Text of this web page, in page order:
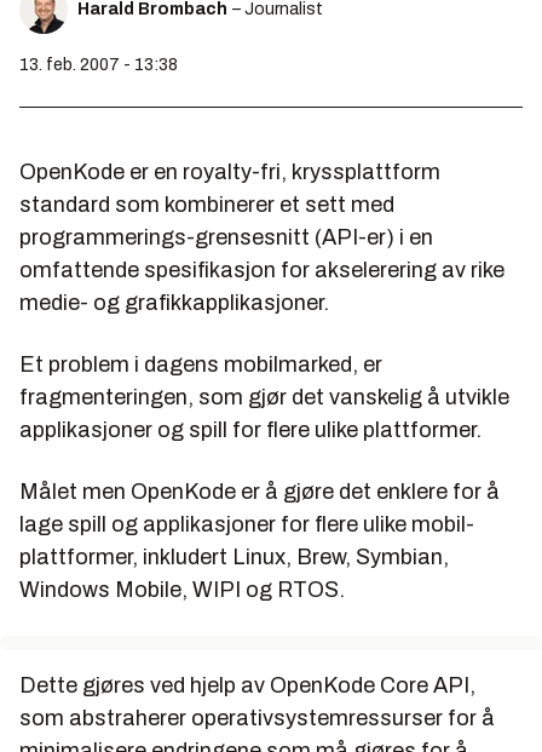
Harald Brombach – Journalist
13. feb. 2007 - 13:38
OpenKode er en royalty-fri, kryssplattform
standard som kombinerer et sett med
programmerings-grensesnitt (API-er) i en
omfattende spesifikasjon for akselerering av rike
medie- og grafikkapplikasjoner.
Et problem i dagens mobilmarked, er
fragmenteringen, som gjør det vanskelig å utvikle
applikasjoner og spill for flere ulike plattformer.
Målet men OpenKode er å gjøre det enklere for å
lage spill og applikasjoner for flere ulike mobil-
plattformer, inkludert Linux, Brew, Symbian,
Windows Mobile, WIPI og RTOS.
Dette gjøres ved hjelp av OpenKode Core API,
som abstraherer operativsystemressurser for å